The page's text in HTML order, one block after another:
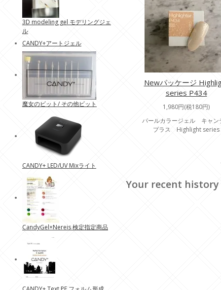
Newパッケージ
series P434
1,980円(税180円)
パールカラージェル キャン
プラス Highlight series
Your recent history
3D modeling gel モデリングジェ
ル
CANDY+アートジェル
魔女のビット/ その他ビット
CANDY+ LED/UV Mixライト
CandyGel×Nereis 検定指定商品